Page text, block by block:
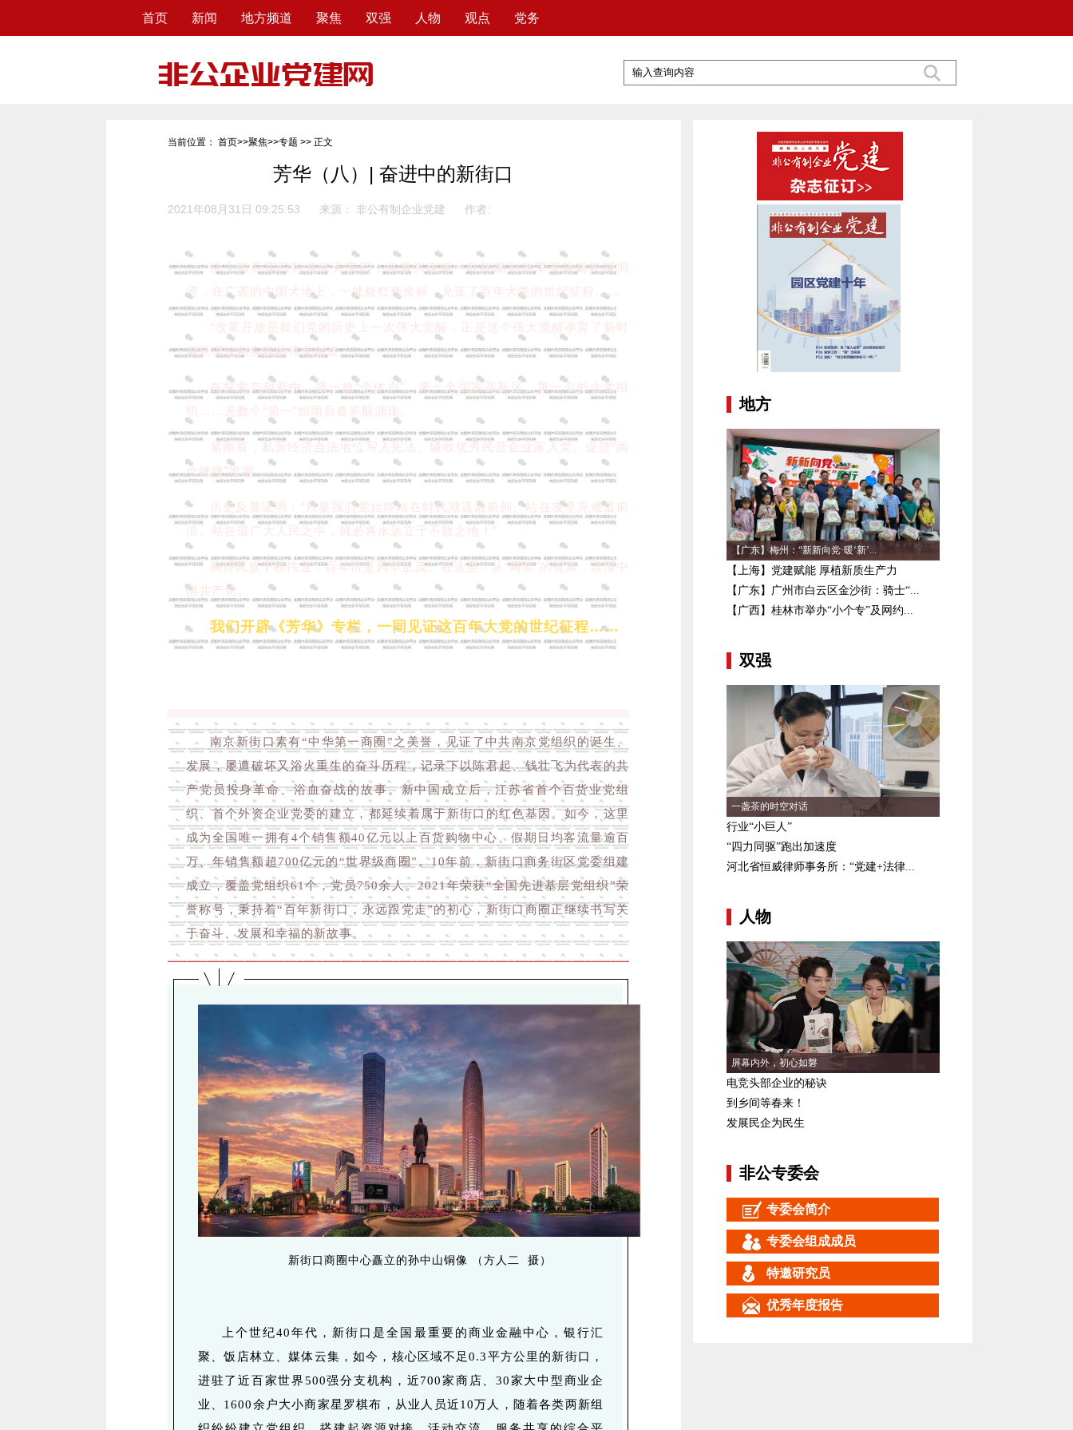
首页 新闻 地方频道 聚焦 双强 人物 观点 党务
当前位置： 首页>>聚焦>>专题 >> 正文
芳华（八）| 奋进中的新街口
2021年08月31日 09:25:53 来源： 非公有制企业党建 作者:
从上海石库门到北京天安门，从嘉兴南湖一叶红船到改革开放扬帆深圳
湾，在广袤的中国大地上，一处处红色坐标，见证了百年大党的世纪征程……
“改革开放是我们党的历史上一次伟大觉醒，正是这个伟大觉醒孕育了新时
期从理论到实践的伟大创造。”
在探索与创新中，第一批“个体户”、第一个国家高新区、第一个外企党组
织……无数个“第一”如雨后春笋般涌现。
紧跟着，私营经济合法地位写入宪法、吸收优秀民营企业家入党、促进“两
个健康”发展……
历史反复证明：“只要我们党始终站在时代潮流最前列、站在攻坚克难最前
沿、站在最广大人民之中，就必将永远立于不败之地！”
胸怀民族千秋伟业，百年恰是风华正茂。在这里，从“两新”的视角，读懂中
国共产党。
我们开辟《芳华》专栏，一同见证这百年大党的世纪征程……
南京新街口素有“中华第一商圈”之美誉，见证了中共南京党组织的诞生、
发展，屡遭破坏又浴火重生的奋斗历程，记录下以陈君起、钱壮飞为代表的共
产党员投身革命、浴血奋战的故事。新中国成立后，江苏省首个百货业党组
织、首个外资企业党委的建立，都延续着属于新街口的红色基因。如今，这里
成为全国唯一拥有4个销售额40亿元以上百货购物中心、假期日均客流量逾百
万、年销售额超700亿元的“世界级商圈”。10年前，新街口商务街区党委组建
成立，覆盖党组织61个，党员750余人。2021年荣获“全国先进基层党组织”荣
誉称号，秉持着“百年新街口，永远跟党走”的初心，新街口商圈正继续书写关
于奋斗、发展和幸福的新故事。
新街口商圈中心矗立的孙中山铜像 （方人二 摄）
上个世纪40年代，新街口是全国最重要的商业金融中心，银行汇
聚、饭店林立、媒体云集，如今，核心区域不足0.3平方公里的新街口，
进驻了近百家世界500强分支机构，近700家商店、30家大中型商业企
业、1600余户大小商家星罗棋布，从业人员近10万人，随着各类两新组
地方
【广东】梅州：“新新向党·暖‘新’...
【上海】党建赋能 厚植新质生产力
【广东】广州市白云区金沙街：骑士“...
【广西】桂林市举办“小个专”及网约...
双强
一盏茶的时空对话
行业“小巨人”
“四力同驱”跑出加速度
河北省恒威律师事务所：“党建+法律...
人物
屏幕内外，初心如磐
电竞头部企业的秘诀
到乡间等春来！
发展民企为民生
非公专委会
专委会简介
专委会组成成员
特邀研究员
优秀年度报告